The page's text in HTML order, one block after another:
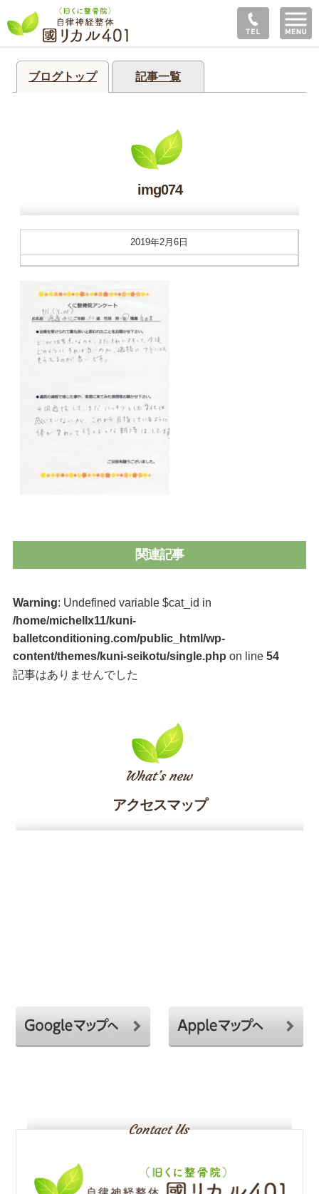
ブログトップ 記事一覧
img074
2019年2月6日
関連記事
Warning: Undefined variable $cat_id in
/home/michellx11/kuni-
balletconditioning.com/public_html/wp-
content/themes/kuni-seikotu/single.php on line 54
記事はありませんでした
アクセスマップ